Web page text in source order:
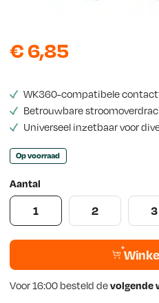
€6,85
WK360-compatibele
Betrouwbare
Universeel inzetbaar voor
Op voorraad
Aantal
1 2 3
Voor 16:00 besteld devolgende